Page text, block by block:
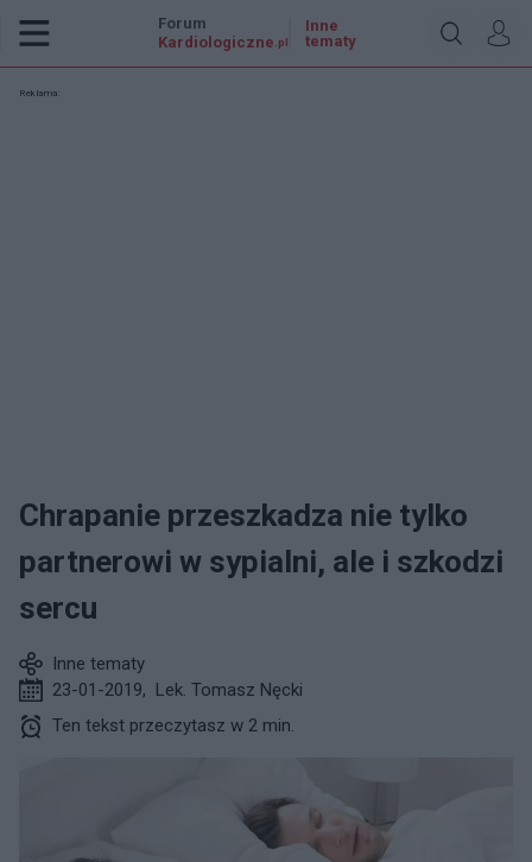
Forum
Kardiologiczne .pl
Inne
tematy
Reklama:
Chrapanie przeszkadza nie tylko
partnerowi w sypialni, ale i szkodzi
sercu
Inne tematy
23-01-2019, Lek. Tomasz Nęcki
Ten tekst przeczytasz w 2 min.